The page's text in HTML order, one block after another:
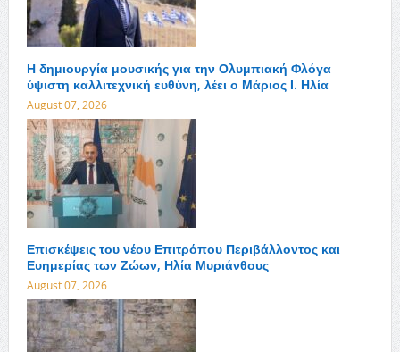
Η δημιουργία μουσικής για την Ολυμπιακή Φλόγα
ύψιστη καλλιτεχνική ευθύνη, λέει ο Μάριος Ι. Ηλία
August 07, 2026
Επισκέψεις του νέου Επιτρόπου Περιβάλλοντος και
Ευημερίας των Ζώων, Ηλία Μυριάνθους
August 07, 2026